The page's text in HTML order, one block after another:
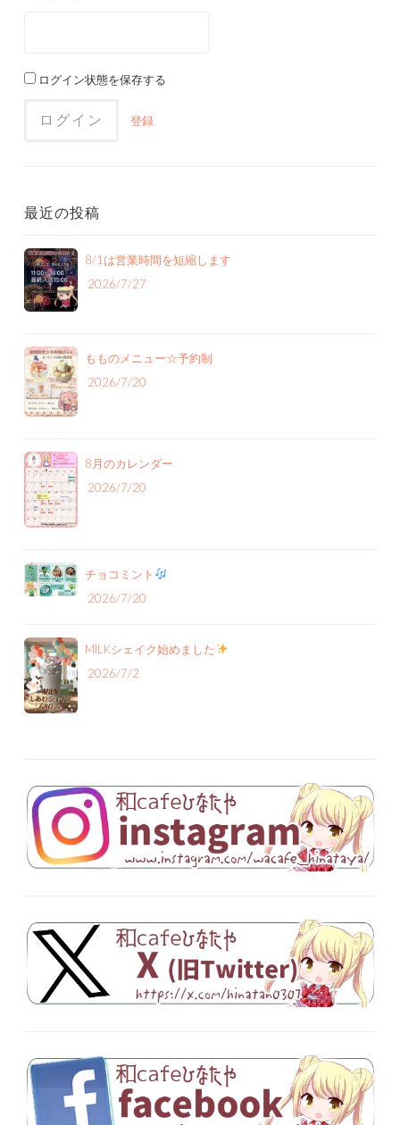
ログイン状態を保存する
登録
最近の投稿
8/1は営業時間を短縮します
2026/7/27
もものメニュー‪☆予約制
2026/7/20
8月のカレンダー
2026/7/20
チョコミント
2026/7/20
MILKシェイク始めました
2026/7/2